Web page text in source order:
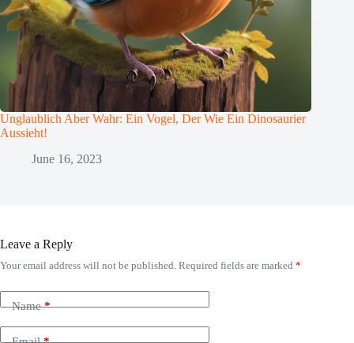
Unglaublich Aber Wahr: Ein Vogel, Der Wie Ein Dinosaurier
Aussieht!
June 16, 2023
Leave a Reply
Your email address will not be published. Required fields are marked *
Name*